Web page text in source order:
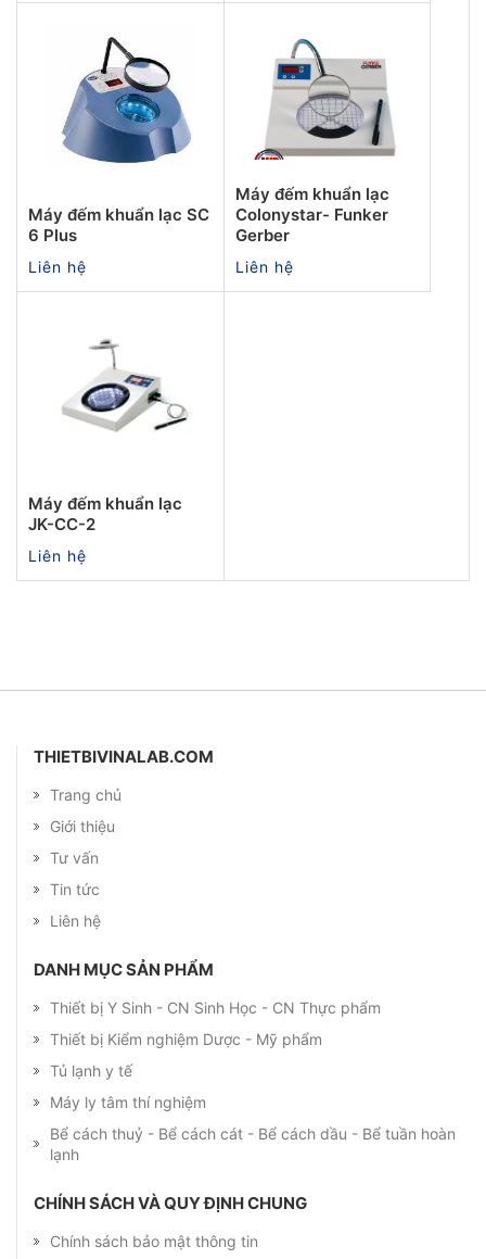
Máy đếm khuẩn lạc SC
6 Plus
Liên hệ
Máy đếm khuẩn lạc
Colonystar- Funker
Gerber
Liên hệ
Máy đếm khuẩn lạc
JK-CC-2
Liên hệ
THIETBIVINALAB.COM
Trang chủ
Giới thiệu
Tư vấn
Tin tức
Liên hệ
DANH MỤC SẢN PHẨM
Thiết bị Y Sinh - CN Sinh Học - CN Thực phẩm
Thiết bị Kiểm nghiệm Dược - Mỹ phẩm
Tủ lạnh y tế
Máy ly tâm thí nghiệm
Bể cách thuỷ - Bể cách cát - Bể cách dầu - Bể tuần hoàn
lạnh
CHÍNH SÁCH VÀ QUY ĐỊNH CHUNG
Chính sách bảo mật thông tin